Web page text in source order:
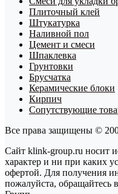
Плиточный клей
Штукатурка
Наливной пол
Цемент и смеси
Шпаклевка
Грунтовки
Брусчатка
Керамические блоки
Кирпич
Сопутствующие
Все права защищены ©
Сайт klink-group.ru носит
характер и ни при каких
офертой. Для получения
пожалуйста, обращайтесь